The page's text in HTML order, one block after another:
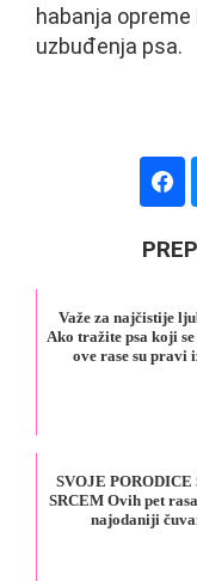
habanja opreme
uzbuđenja psa.
Važe za najčistije
Ako tražite psa koji
ove rase su pravi
SVOJE PORODICE
SRCEM Ovih pet
najodaniji